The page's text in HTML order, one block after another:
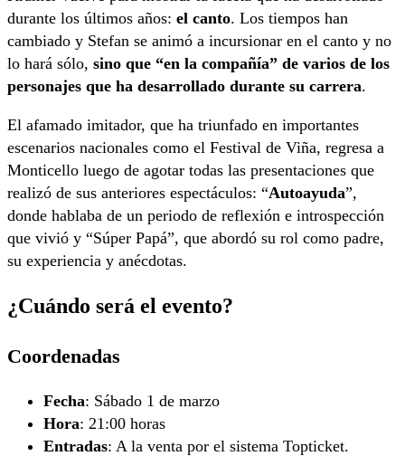
durante los últimos años: el canto. Los tiempos han
cambiado y Stefan se animó a incursionar en el canto y no
lo hará sólo, sino que “en la compañía” de varios de los
personajes que ha desarrollado durante su carrera.
El afamado imitador, que ha triunfado en importantes
escenarios nacionales como el Festival de Viña, regresa a
Monticello luego de agotar todas las presentaciones que
realizó de sus anteriores espectáculos: “Autoayuda”,
donde hablaba de un periodo de reflexión e introspección
que vivió y “Súper Papá”, que abordó su rol como padre,
su experiencia y anécdotas.
¿Cuándo será el evento?
Coordenadas
Fecha: Sábado 1 de marzo
Hora: 21:00 horas
Entradas: A la venta por el sistema Topticket.